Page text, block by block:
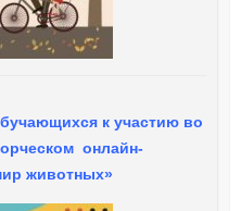
к участию во
онлайн-
животных»